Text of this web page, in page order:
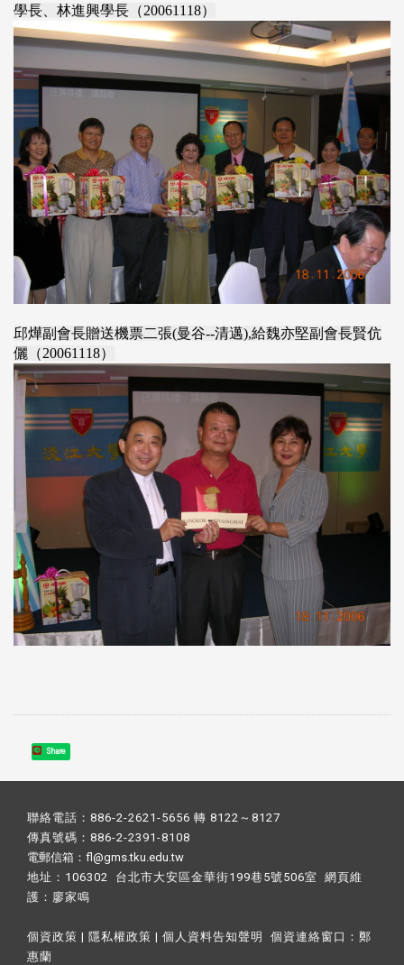
學長、林進興學長（20061118）
邱燁副會長贈送機票二張(曼谷--清邁),給魏亦堅副會長賢伉
儷（20061118）
Share
聯絡電話：886-2-2621-5656 轉 8122～8127
傳真號碼：886-2-2391-8108
電郵信箱：fl@gms.tku.edu.tw
地址：106302 台北市大安區金華街199巷5號506室 網頁維
護： 廖家鳴​
個資政策 | 隱私權政策 | 個人資料告知聲明 個資連絡窗口： 鄭
惠蘭